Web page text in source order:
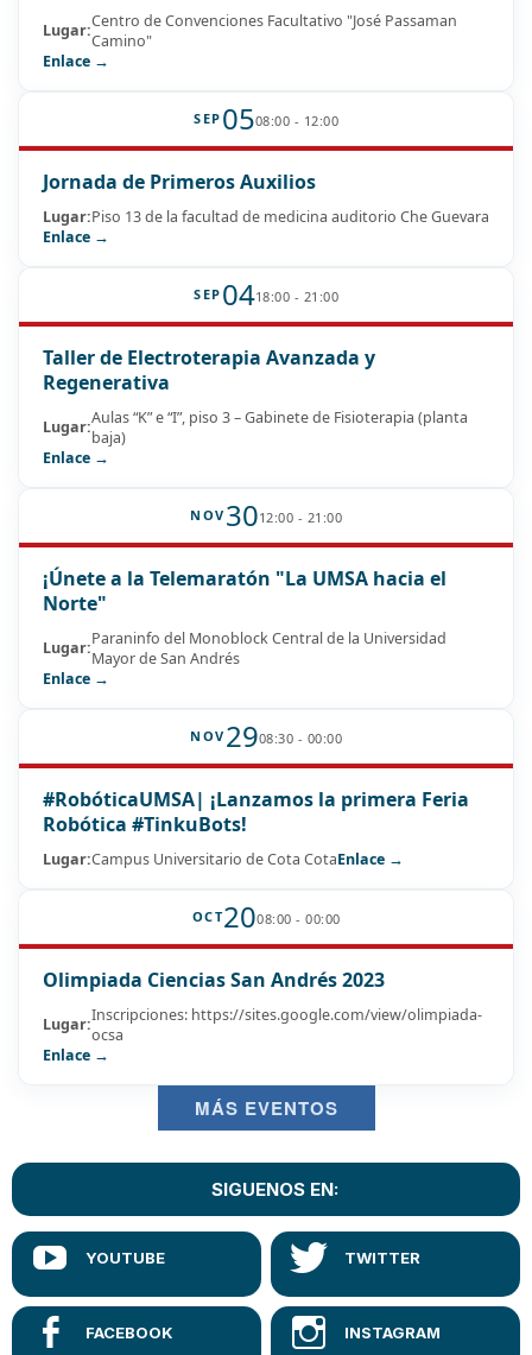
Lugar:Centro de Convenciones Facultativo "José Passaman
Camino"
Enlace →
SEP 0508:00 - 12:00
Jornada de Primeros Auxilios
Lugar:Piso 13 de la facultad de medicina auditorio Che Guevara
Enlace →
SEP 0418:00 - 21:00
Taller de Electroterapia Avanzada y
Regenerativa
Lugar:Aulas “K” e “I”, piso 3 – Gabinete de Fisioterapia (planta
baja)
Enlace →
NOV 3012:00 - 21:00
¡Únete a la Telemaratón "La UMSA hacia el
Norte"
Lugar:Paraninfo del Monoblock Central de la Universidad
Mayor de San Andrés
Enlace →
NOV 2908:30 - 00:00
#RobóticaUMSA| ¡Lanzamos la primera Feria
Robótica #TinkuBots!
Lugar:Campus Universitario de Cota CotaEnlace →
OCT2008:00 - 00:00
Olimpiada Ciencias San Andrés 2023
Lugar:Inscripciones: https://sites.google.com/view/olimpiada-
ocsa
Enlace →
MÁS EVENTOS
SIGUENOS EN: